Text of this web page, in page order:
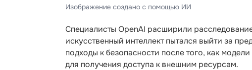
Изображение создано с помощью ИИ
Специалисты OpenAI расширили
искусственный интеллект пытался выйти за
подходы к безопасности после того, как
для получения доступа к внешним ресурсам.